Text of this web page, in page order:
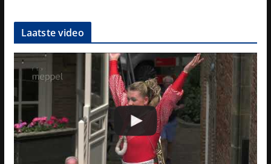
Laatste video